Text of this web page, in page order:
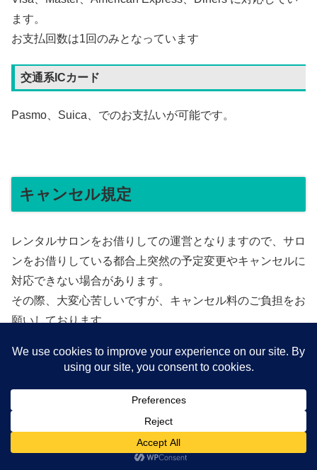
ます。
お支払回数は1回のみとなっています
交通系ICカード
Pasmo、Suica、でのお支払いが可能です。
キャンセル規定
レンタルサロンをお借りしての運営となりますので、サロ
ンをお借りしている都合上突然の予定変更やキャンセルに
対応できない場合があります。
その際、大変心苦しいですが、キャンセル料のご負担をお
願いしております。
14日前から8日前の変更・キャンセルは、施術料の20%
7日前から2日前の変更・キャンセルは、施術料の50%
前日および当日の変更・キャンセルは、施術料の100%
お支払いは、銀行振り込みにて2週間以内にご対応お願い
検索